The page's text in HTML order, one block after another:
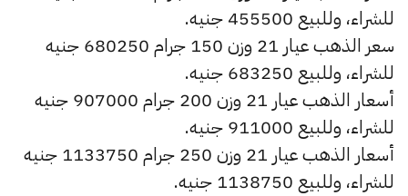
للشراء، وللبيع 455500 جنيه.
سعر الذهب عيار 21 وزن 150 جرام 680250 جنيه
للشراء، وللبيع 683250 جنيه.
أسعار الذهب عيار 21 وزن 200 جرام 907000 جنيه
للشراء، وللبيع 911000 جنيه.
أسعار الذهب عيار 21 وزن 250 جرام 1133750 جنيه
للشراء، وللبيع 1138750 جنيه.